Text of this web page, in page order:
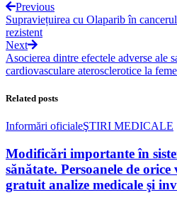
Previous
Supraviețuirea cu Olaparib în
rezistent
Next
Asocierea dintre efectele adverse ale
cardiovasculare aterosclerotice la
Related posts
Informări oficialeŞTIRI MEDICALE
Modificări importante în
sănătate. Persoanele de
gratuit analize medicale şi